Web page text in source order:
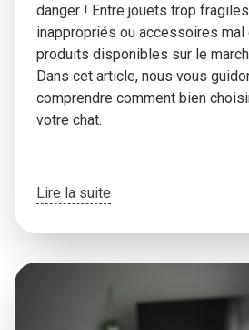
danger ! Entre jouets trop
inappropriés ou accessoires mal
produits disponibles sur le
Dans cet article, nous vous
comprendre comment bien
votre chat.
Lire la suite